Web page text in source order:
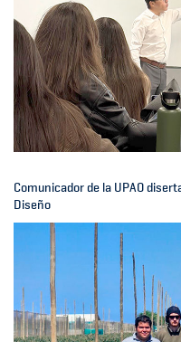
Comunicador de la UPAO
Diseño